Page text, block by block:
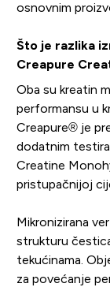
osnovnim
Što je razlika
Creapure
Oba su kreatin
performansu u
Creapure® je
dodatnim
Creatine
pristupačnijoj
Mikronizirana
strukturu
tekućinama.
za povećanje